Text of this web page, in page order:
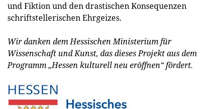
und Fiktion und den drastischen Konsequenzen
schriftstellerischen Ehrgeizes.
Wir danken dem Hessischen Ministerium für
Wissenschaft und Kunst, das dieses Projekt aus dem
Programm „Hessen kulturell neu eröffnen“ fördert.